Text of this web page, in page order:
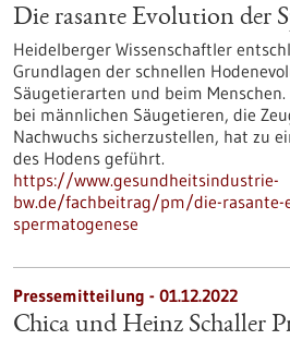
Die rasante Evolution der
Heidelberger Wissenschaftler
Grundlagen der schnellen
Säugetierarten und beim
bei männlichen Säugetieren, die
Nachwuchs sicherzustellen, hat zu
des Hodens geführt.
https://www.gesundheitsindustrie-
bw.de/fachbeitrag/pm/die-rasante-
spermatogenese
Pressemitteilung - 01.12.2022
Chica und Heinz Schaller